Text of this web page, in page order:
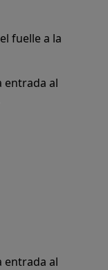
fuelle a la
entrada al
entrada al